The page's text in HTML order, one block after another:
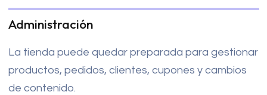
Administración
La tienda puede quedar preparada para gestionar
productos, pedidos, clientes, cupones y cambios
de contenido.